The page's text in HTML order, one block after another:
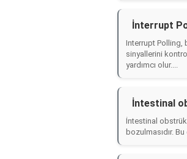
İnterrupt
Interrupt Polling,
sinyallerini
yardımcı olur....
İntestinal
İntestinal
bozulmasıdır.